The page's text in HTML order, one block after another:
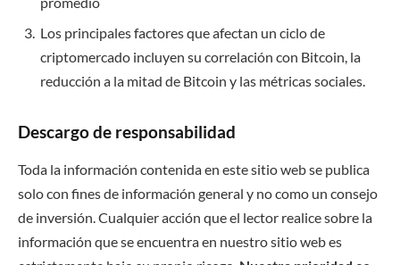
Los principales factores que afectan un ciclo de
criptomercado incluyen su correlación con Bitcoin, la
reducción a la mitad de Bitcoin y las métricas sociales.
Descargo de responsabilidad
Toda la información contenida en este sitio web se publica
solo con fines de información general y no como un consejo
de inversión. Cualquier acción que el lector realice sobre la
información que se encuentra en nuestro sitio web es